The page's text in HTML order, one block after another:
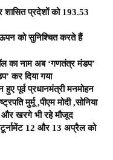
शासित प्रदेशों को 193.53
को सुनिश्चित करते हैं
का नाम अब ‘गणतंत्र मंडप’
कर दिया गया
हुए पूर्व प्रधानमंत्री मनमोहन
मुर्मू ,पीएम मोदी ,सोनिया
और खरगे भी रहे मौजूद
टूर्नामेंट 12 और 13 अप्रैल को